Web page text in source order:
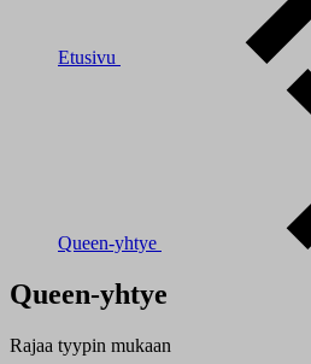
Etusivu
Queen-yhtye
Queen-yhtye
Rajaa tyypin mukaan